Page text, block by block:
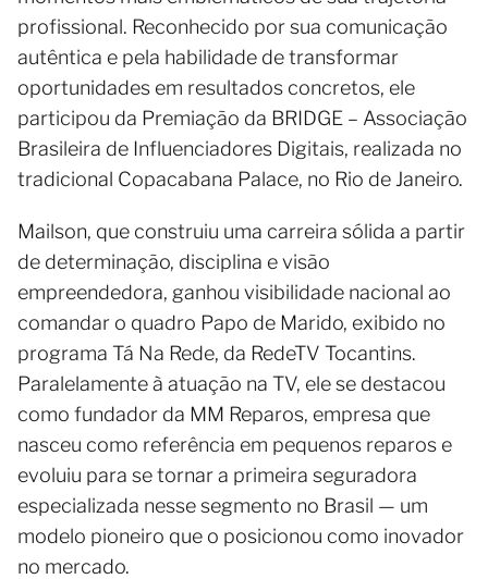
profissional. Reconhecido por sua comunicação
autêntica e pela habilidade de transformar
oportunidades em resultados concretos, ele
participou da Premiação da BRIDGE – Associação
Brasileira de Influenciadores Digitais, realizada no
tradicional Copacabana Palace, no Rio de Janeiro.
Mailson, que construiu uma carreira sólida a partir
de determinação, disciplina e visão
empreendedora, ganhou visibilidade nacional ao
comandar o quadro Papo de Marido, exibido no
programa Tá Na Rede, da RedeTV Tocantins.
Paralelamente à atuação na TV, ele se destacou
como fundador da MM Reparos, empresa que
nasceu como referência em pequenos reparos e
evoluiu para se tornar a primeira seguradora
especializada nesse segmento no Brasil — um
modelo pioneiro que o posicionou como inovador
no mercado.